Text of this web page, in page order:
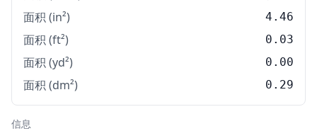
面积 (in²) 4.46
面积 (ft²) 0.03
面积 (yd²) 0.00
面积 (dm²) 0.29
信息